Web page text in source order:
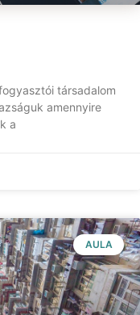
társadalom
amennyire
a
AULA